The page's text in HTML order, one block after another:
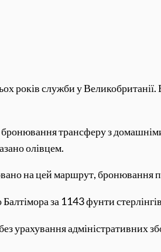
років служби у
трансферу з
олівцем.
на цей маршрут, бронювання
за 1143 фунти
урахування адміністративних